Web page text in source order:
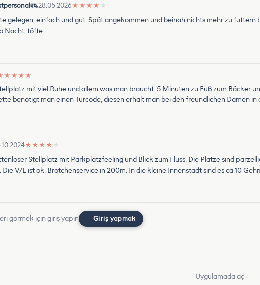
28.05.2026★ ★ ★ ★ ★
gelegen, einfach und gut. Spät angekommen und beinah nichts mehr zu futtern
Nacht, töfte
★ ★ ★ ★
mit viel Ruhe und allem was man braucht. 5 Minuten zu Fuß zum Bäcker
benötigt man einen Türcode, diesen erhält man bei den freundlichen Damen in
★ ★ ★ ★ ★
Stellplatz mit Parkplatzfeeling und Blick zum Fluss. Die Plätze sind
Die V/E ist ok. Brötchenservice in 200m. In die kleine Innenstadt sind es ca 10
görmek için giriş yapın Giriş yapmak
Uygulamada aç